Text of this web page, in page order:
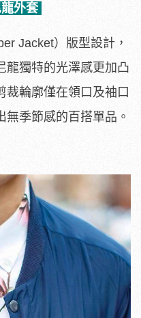
外套
Jacket）版型設計，
龍獨特的光澤感更加凸
裁輪廓僅在領口及袖口
季節感的百搭單品。